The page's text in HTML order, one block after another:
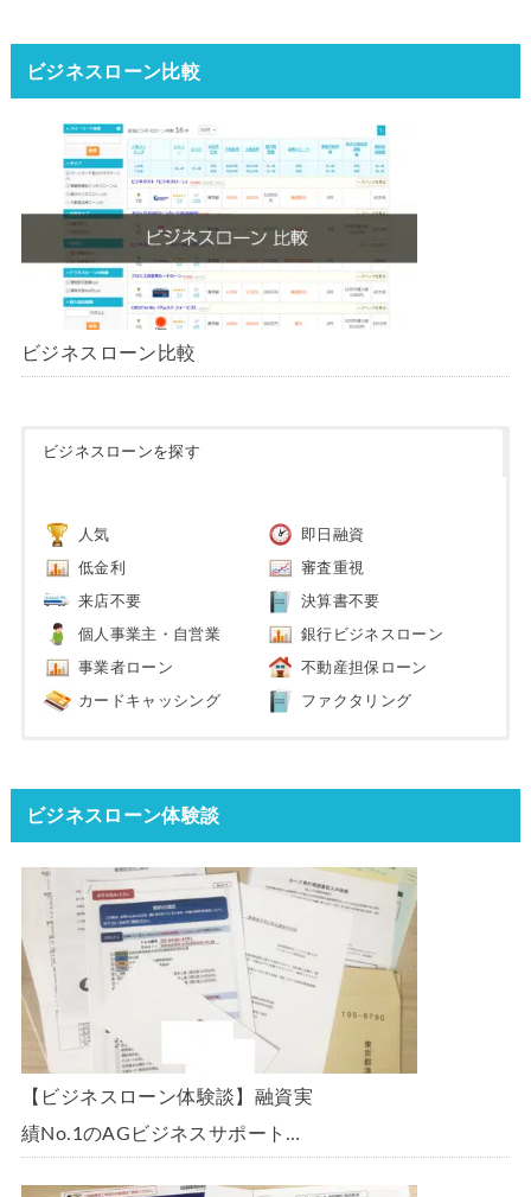
ータ】【2026年版】
ビジネスローン比較
ビジネスローン比較
ビジネスローンを探す
人気 即日融資
低金利 審査重視
来店不要 決算書不要
個人事業主・自営業 銀行ビジネスローン
事業者ローン 不動産担保ローン
カードキャッシング ファクタリング
ビジネスローン体験談
【ビジネスローン体験談】融資実
績No.1のAGビジネスサポート